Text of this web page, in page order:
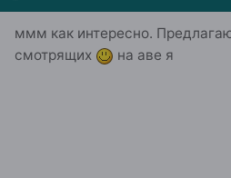
ммм как интересно.
смотрящих
на аве я